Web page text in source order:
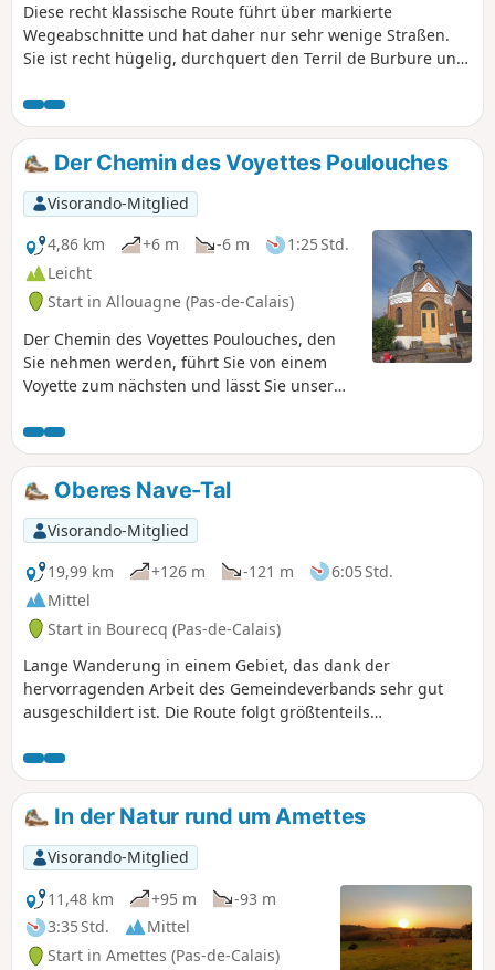
Diese recht klassische Route führt über markierte
Wegeabschnitte und hat daher nur sehr wenige Straßen.
Sie ist recht hügelig, durchquert den Terril de Burbure und
Scyrendale.
Der Chemin des Voyettes Poulouches
Visorando-Mitglied
4,86 km
+6 m -6 m
1:25 Std.
Leicht
Start in Allouagne (Pas-de-Calais)
Der Chemin des Voyettes Poulouches, den
Sie nehmen werden, führt Sie von einem
Voyette zum nächsten und lässt Sie unser
Oberes Nave-Tal
Visorando-Mitglied
19,99 km
+126 m -121 m
6:05 Std.
Mittel
Start in Bourecq (Pas-de-Calais)
Lange Wanderung in einem Gebiet, das dank der
hervorragenden Arbeit des Gemeindeverbands sehr gut
ausgeschildert ist. Die Route folgt größtenteils
Höhenunterschieden.
In der Natur rund um Amettes
Visorando-Mitglied
11,48 km
+95 m
-93 m
3:35 Std.
Mittel
Start in Amettes (Pas-de-Calais)